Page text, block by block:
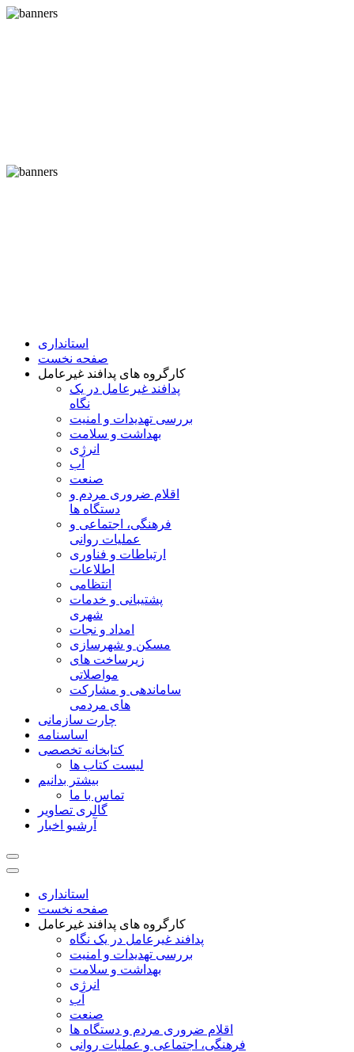
استانداری
صفحه نخست
کارگروه های پدافند غیرعامل
پدافند غیرعامل در یک
نگاه
بررسی تهدیدات و امنیت
بهداشت و سلامت
انرژی
آب
صنعت
اقلام ضروری مردم و
دستگاه ها
فرهنگی، اجتماعی و
عملیات روانی
ارتباطات و فناوری
اطلاعات
انتظامی
پشتیبانی و خدمات
شهری
امداد و نجات
مسکن و شهرسازی
زیرساخت های
مواصلاتی
ساماندهی و مشارکت
های مردمی
چارت سازمانی
اساسنامه
کتابخانه تخصصی
لیست کتاب ها
بیشتر بدانیم
تماس با ما
گالری تصاویر
آرشیو اخبار
استانداری
صفحه نخست
کارگروه های پدافند غیرعامل
پدافند غیرعامل در یک نگاه
بررسی تهدیدات و امنیت
بهداشت و سلامت
انرژی
آب
صنعت
اقلام ضروری مردم و دستگاه ها
فرهنگی، اجتماعی و عملیات روانی